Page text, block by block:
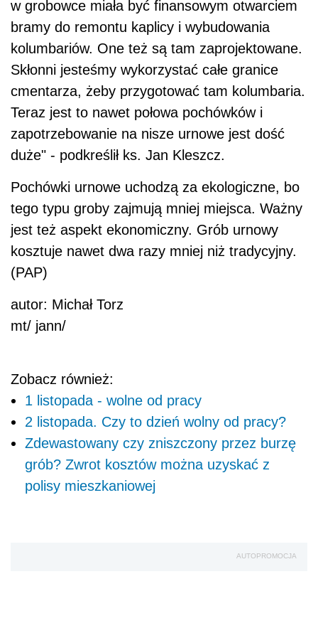
w grobowce miała być finansowym otwarciem
bramy do remontu kaplicy i wybudowania
kolumbariów. One też są tam zaprojektowane.
Skłonni jesteśmy wykorzystać całe granice
cmentarza, żeby przygotować tam kolumbaria.
Teraz jest to nawet połowa pochówków i
zapotrzebowanie na nisze urnowe jest dość
duże" - podkreślił ks. Jan Kleszcz.
Pochówki urnowe uchodzą za ekologiczne, bo
tego typu groby zajmują mniej miejsca. Ważny
jest też aspekt ekonomiczny. Grób urnowy
kosztuje nawet dwa razy mniej niż tradycyjny.
(PAP)
autor: Michał Torz
mt/ jann/
Zobacz również:
1 listopada - wolne od pracy
2 listopada. Czy to dzień wolny od pracy?
Zdewastowany czy zniszczony przez burzę
grób? Zwrot kosztów można uzyskać z
polisy mieszkaniowej
AUTOPROMOCJA